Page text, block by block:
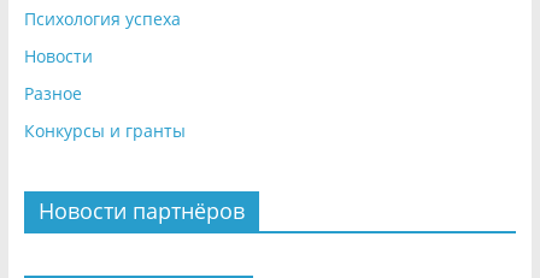
Психология успеха
Новости
Разное
Конкурсы и гранты
Новости партнёров